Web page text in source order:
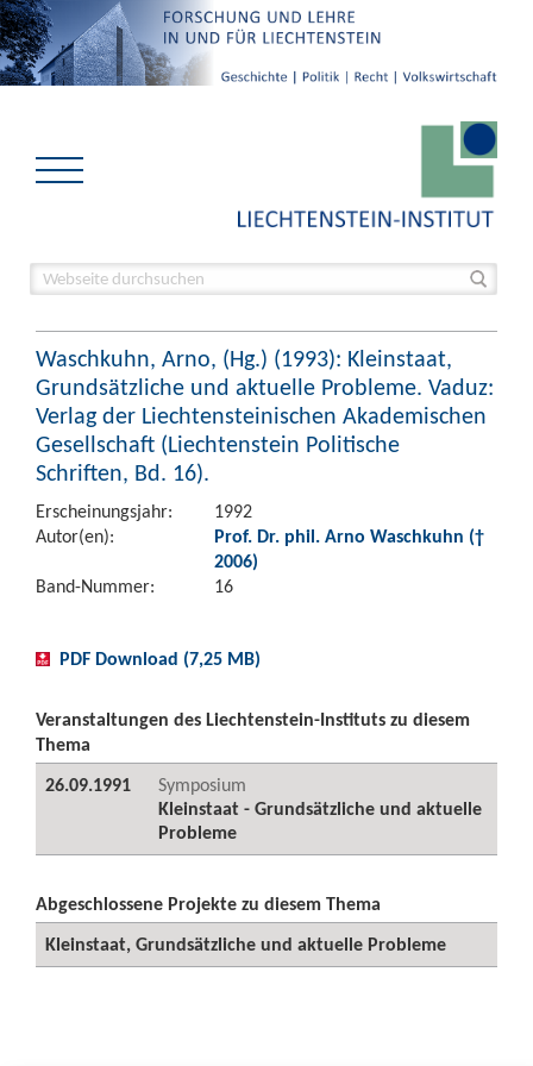
Waschkuhn, Arno, (Hg.) (1993): Kleinstaat,
Grundsätzliche und aktuelle Probleme. Vaduz:
Verlag der Liechtensteinischen Akademischen
Gesellschaft (Liechtenstein Politische
Schriften, Bd. 16).
Erscheinungsjahr:
1992
Autor(en):
Prof. Dr. phil. Arno Waschkuhn (†
2006)
Band-Nummer:
16
PDF Download (7,25 MB)
Veranstaltungen des Liechtenstein-Instituts zu diesem
Thema
26.09.1991
Symposium
Kleinstaat - Grundsätzliche und aktuelle
Probleme
Abgeschlossene Projekte zu diesem Thema
Kleinstaat, Grundsätzliche und aktuelle Probleme